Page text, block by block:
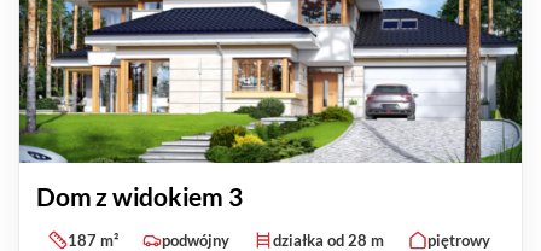
Dom z widokiem 3
187 m² podwójny działka od 28 m piętrowy